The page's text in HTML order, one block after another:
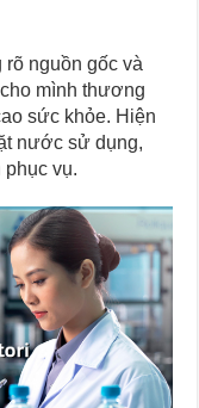
nguồn gốc và
mình thương
sức khỏe. Hiện
nước sử dụng,
vụ.